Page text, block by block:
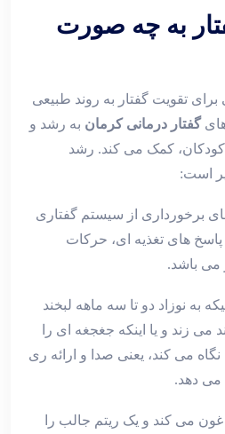
به چه صورت
برای تقویت گفتار به روند طبیعی
هایگفتار درمانی کرمان به رشد و
کمک می کند. رشد
است:
برخورداری از سیستم گفتاری
های تغذیه ای، حرکات
می باشد.
به نوزاد دو تا سه ماهه لبخند
زند و یا اینکه جغجغه ای را
می کند، یعنی صدا و ارائه ری
دهد.
و غون می کند و یک ریتم جالب را